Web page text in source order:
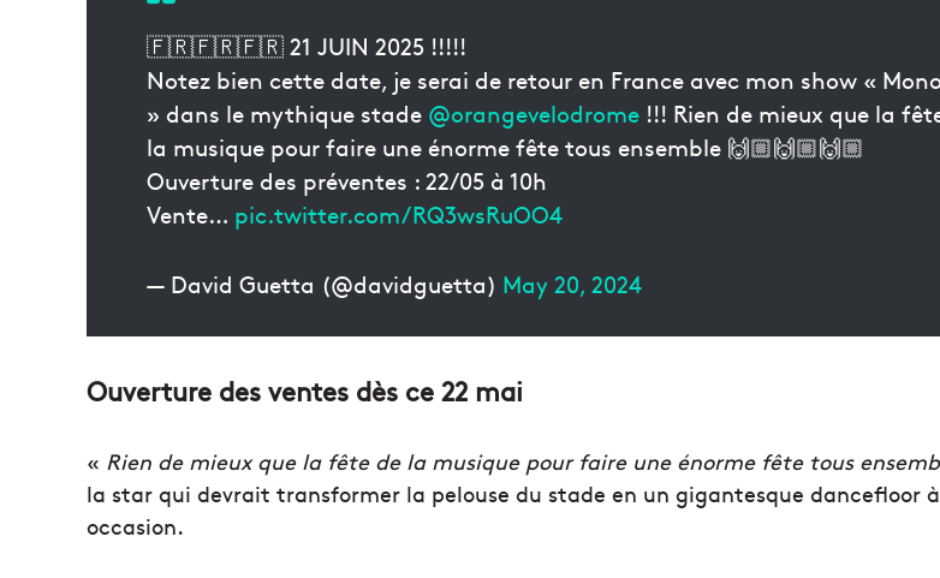
🇫🇷🇫🇷🇫🇷 21 JUIN 2025 !!!!!
Notez bien cette date, je serai de retour en France avec mon show «
» dans le mythique stade @orangevelodrome !!! Rien de mieux que la
la musique pour faire une énorme fête tous ensemble 🙌🏼🙌🏼🙌🏼
Ouverture des préventes : 22/05 à 10h
Vente… pic.twitter.com/RQ3wsRuOO4
— David Guetta (@davidguetta) May 20, 2024
Ouverture des ventes dès ce 22 mai
« Rien de mieux que la fête de la musique pour faire une énorme fête tous
la star qui devrait transformer la pelouse du stade en un gigantesque dancefloor
occasion.